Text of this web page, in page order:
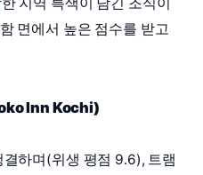
면에서 높은 점수를 받고
Inn Kochi)
하며(위생 평점 9.6), 트램